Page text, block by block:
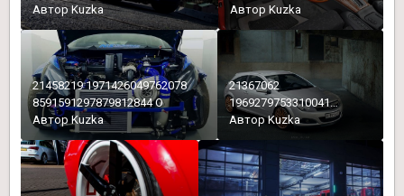
АвторKuzka
6763743085667659249 N
АвторKuzka
21458219 1971426049762078
8591591297879812844 O
АвторKuzka
21367062
1969279753310041
2918636863815037776 O
АвторKuzka